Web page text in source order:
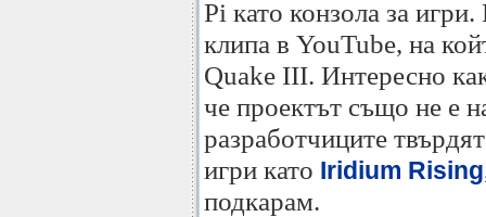
Pi като конзола за
клипа в YouTube, на
Quake III. Интересно
че проектът също не е
разработчиците
игри като Iridium Rising
подкарам.